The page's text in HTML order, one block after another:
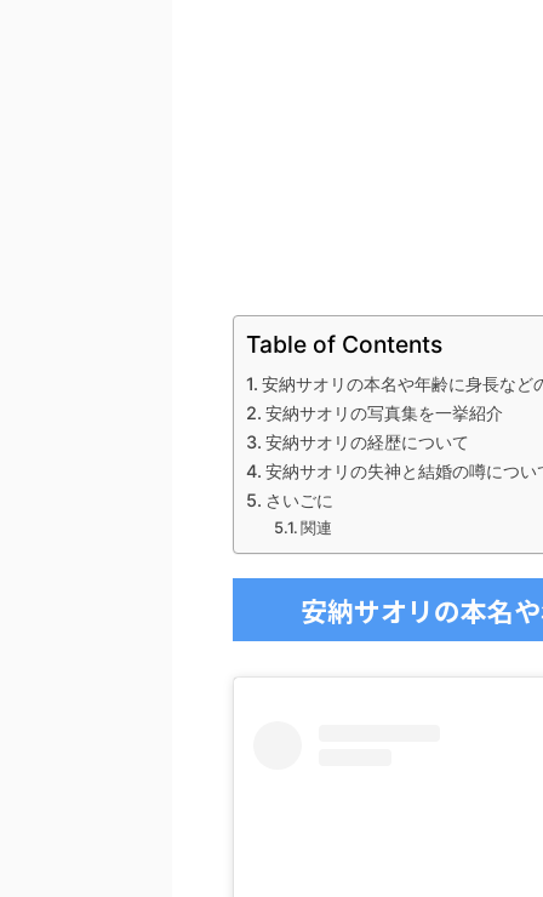
Table of Contents
安納サオリの本名や年齢に身長など
安納サオリの写真集を一挙紹介
安納サオリの経歴について
安納サオリの失神と結婚の噂につい
さいごに
関連
安納サオリの本名